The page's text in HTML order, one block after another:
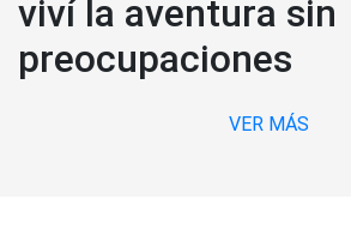
viví la aventura sin
preocupaciones
VER MÁS